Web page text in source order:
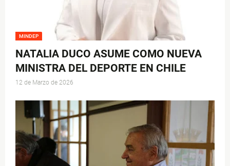
MINDEP
NATALIA DUCO ASUME COMO NUEVA
MINISTRA DEL DEPORTE EN CHILE
12 de Marzo de 2026